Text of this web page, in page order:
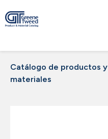
Catálogo de productos y
materiales